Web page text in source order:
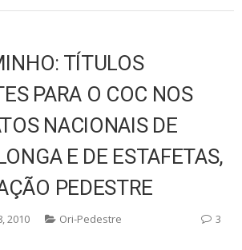
TÍTULOS
PARA O COC NOS
NACIONAIS DE
E DE ESTAFETAS,
PEDESTRE
2010 Ori-Pedestre 3